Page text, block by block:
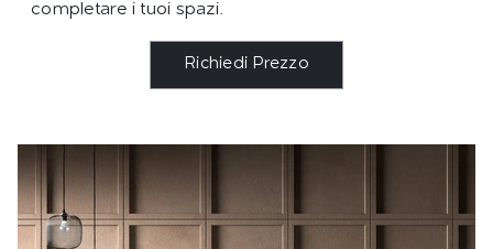
completare i tuoi spazi.
Richiedi Prezzo